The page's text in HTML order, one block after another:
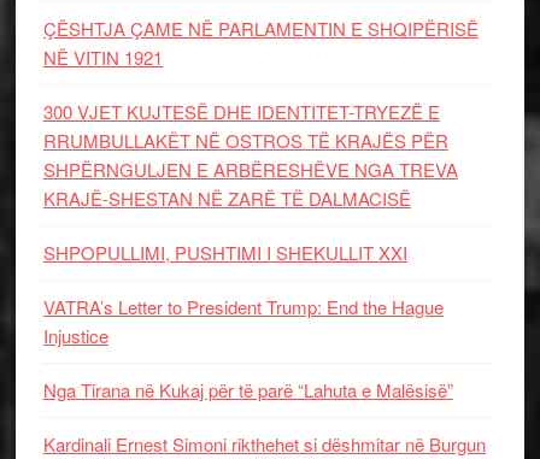
ÇËSHTJA ÇAME NË PARLAMENTIN E SHQIPËRISË
NË VITIN 1921
300 VJET KUJTESË DHE IDENTITET-TRYEZË E
RRUMBULLAKËT NË OSTROS TË KRAJËS PËR
SHPËRNGULJEN E ARBËRESHËVE NGA TREVA
KRAJË-SHESTAN NË ZARË TË DALMACISË
SHPOPULLIMI, PUSHTIMI I SHEKULLIT XXI
VATRA’s Letter to President Trump: End the Hague
Injustice
Nga Tirana në Kukaj për të parë “Lahuta e Malësisë”
Kardinali Ernest Simoni rikthehet si dëshmitar në Burgun